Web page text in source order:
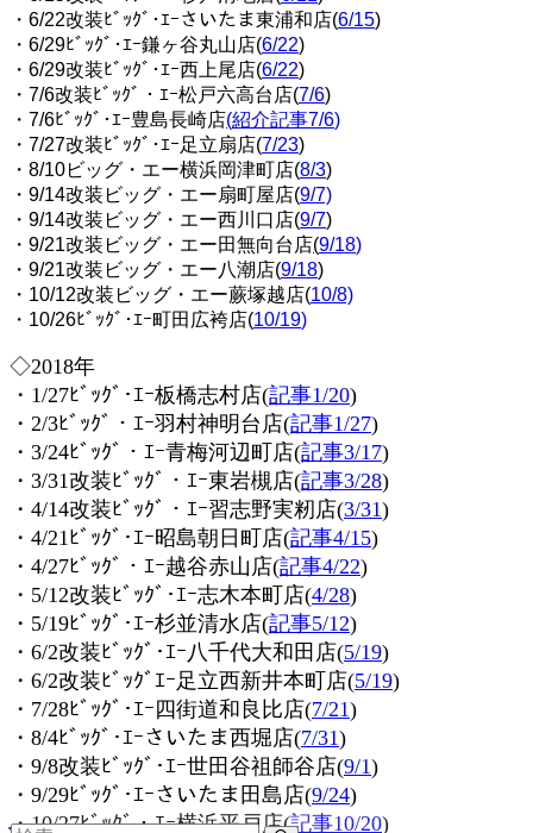
・6/22改装ﾋﾞｯｸﾞ･ｴｰさいたま東浦和店(6/15)
・6/29ﾋﾞｯｸﾞ･ｴｰ鎌ヶ谷丸山店(6/22)
・6/29改装ﾋﾞｯｸﾞ･ｴｰ西上尾店(6/22)
・7/6改装ﾋﾞｯｸﾞ・ｴｰ松戸六高台店(7/6)
・7/6ﾋﾞｯｸﾞ･ｴｰ豊島長崎店(紹介記事7/6)
・7/27改装ﾋﾞｯｸﾞ･ｴｰ足立扇店(7/23)
・8/10ビッグ・エー横浜岡津町店(8/3)
・9/14改装ビッグ・エー扇町屋店(9/7)
・9/14改装ビッグ・エー西川口店(9/7)
・9/21改装ビッグ・エー田無向台店(9/18)
・9/21改装ビッグ・エー八潮店(9/18)
・10/12改装ビッグ・エー蕨塚越店(10/8)
・10/26ﾋﾞｯｸﾞ･ｴｰ町田広袴店(10/19)
◇2018年
・1/27ﾋﾞｯｸﾞ･ｴｰ板橋志村店(記事1/20)
・2/3ﾋﾞｯｸﾞ・ｴｰ羽村神明台店(記事1/27)
・3/24ﾋﾞｯｸﾞ・ｴｰ青梅河辺町店(記事3/17)
・3/31改装ﾋﾞｯｸﾞ・ｴｰ東岩槻店(記事3/28)
・4/14改装ﾋﾞｯｸﾞ・ｴｰ習志野実籾店(3/31)
・4/21ﾋﾞｯｸﾞ･ｴｰ昭島朝日町店(記事4/15)
・4/27ﾋﾞｯｸﾞ・ｴｰ越谷赤山店(記事4/22)
・5/12改装ﾋﾞｯｸﾞ･ｴｰ志木本町店(4/28)
・5/19ﾋﾞｯｸﾞ･ｴｰ杉並清水店(記事5/12)
・6/2改装ﾋﾞｯｸﾞ･ｴｰ八千代大和田店(5/19)
・6/2改装ﾋﾞｯｸﾞｴｰ足立西新井本町店(5/19)
・7/28ﾋﾞｯｸﾞ･ｴｰ四街道和良比店(7/21)
・8/4ﾋﾞｯｸﾞ･ｴｰさいたま西堀店(7/31)
・9/8改装ﾋﾞｯｸﾞ･ｴｰ世田谷祖師谷店(9/1)
・9/29ﾋﾞｯｸﾞ･ｴｰさいたま田島店(9/24)
・10/27ﾋﾞｯｸﾞ・ｴｰ横浜平戸店(記事10/20)